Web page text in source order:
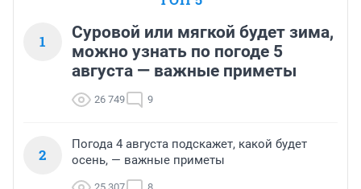
1
Суровой или мягкой будет зима,
можно узнать по погоде 5
августа — важные приметы
26 749 9
2
Погода 4 августа подскажет, какой будет
осень, — важные приметы